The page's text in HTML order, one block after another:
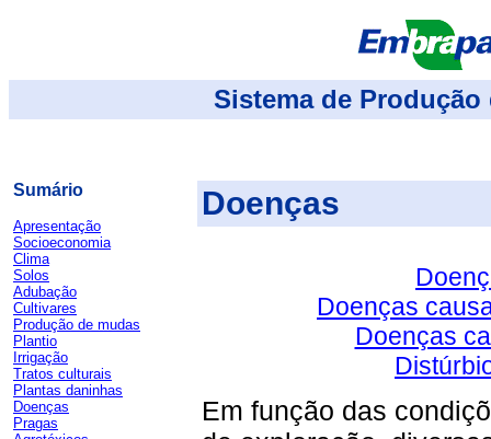
Sistema de Produção
Sumário
Apresentação
Socioeconomia
Clima
Solos
Adubação
Cultivares
Produção de mudas
Plantio
Irrigação
Tratos culturais
Plantas daninhas
Doenças
Pragas
Doenças
Doenças
Doenças
Em função das